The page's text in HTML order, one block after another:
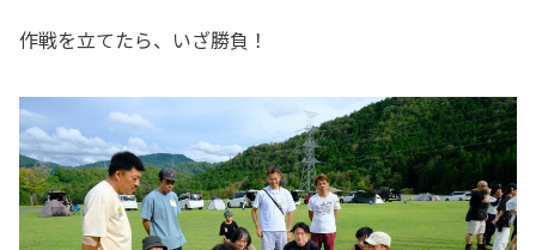
作戦を立てたら、いざ勝負！